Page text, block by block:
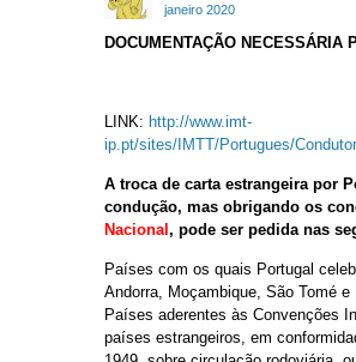
janeiro 2020
DOCUMENTAÇÃO NECESSÁRIA
LINK: http://www.imt-
ip.pt/sites/IMTT/Portugues/
A troca de carta estrangeira por
condução, mas obrigando os
Nacional , pode ser pedida nas
Países com os quais Portugal
Andorra, Moçambique, São Tomé
Países aderentes às Convenções
países estrangeiros, em